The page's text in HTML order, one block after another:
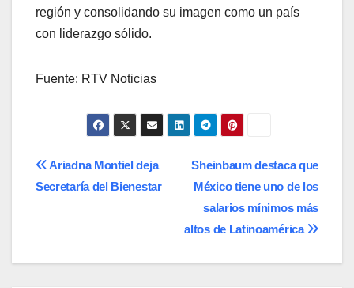
región y consolidando su imagen como un país
con liderazgo sólido.
Fuente: RTV Noticias
Navegación
Sheinbaum destaca que
México tiene uno de los
salarios mínimos más
altos de Latinoamérica
Ariadna Montiel deja
Secretaría del Bienestar